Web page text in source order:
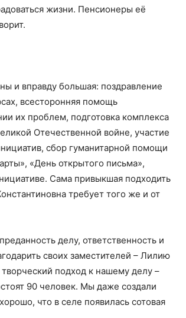
жизни. Пенсионеры её
и вправду большая: поздравление
всесторонняя помощь
их проблем, подготовка комплекса
Отечественной войне, участие
сбор гуманитарной помощи
«День открытого письма»,
Сама привыкшая подходить
требует того же и от
делу, ответственность и
своих заместителей – Лилию
подход к нашему делу –
90 человек. Мы даже создали
что в селе появилась сотовая